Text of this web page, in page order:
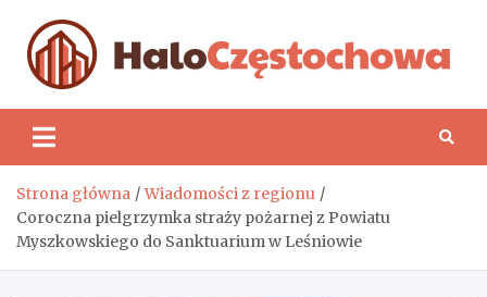
content
Strona główna
Wiadomości z regionu
Coroczna pielgrzymka straży pożarnej z Powiatu
Myszkowskiego do Sanktuarium w Leśniowie